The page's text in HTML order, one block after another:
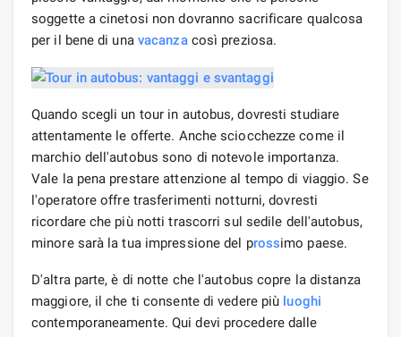
soggette a cinetosi non dovranno sacrificare qualcosa
per il bene di una vacanzacosì preziosa.
Quando scegli un tour in autobus, dovresti studiare
attentamente le offerte. Anche sciocchezze come il
marchio dell'autobus sono di notevole importanza.
Vale la pena prestare attenzione al tempo di viaggio. Se
l'operatore offre trasferimenti notturni, dovresti
ricordare che più notti trascorri sul sedile dell'autobus,
minore sarà la tua impressione del prossimo paese.
D'altra parte, è di notte che l'autobus copre la distanza
maggiore, il che ti consente di vedere più luoghi
contemporaneamente. Qui devi procedere dalle